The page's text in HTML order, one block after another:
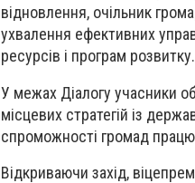
відновлення, очільник
ухвалення ефективних
ресурсів і програм розвитку.
У межах Діалогу учасники
місцевих стратегій із
спроможності громад
Відкриваючи захід,